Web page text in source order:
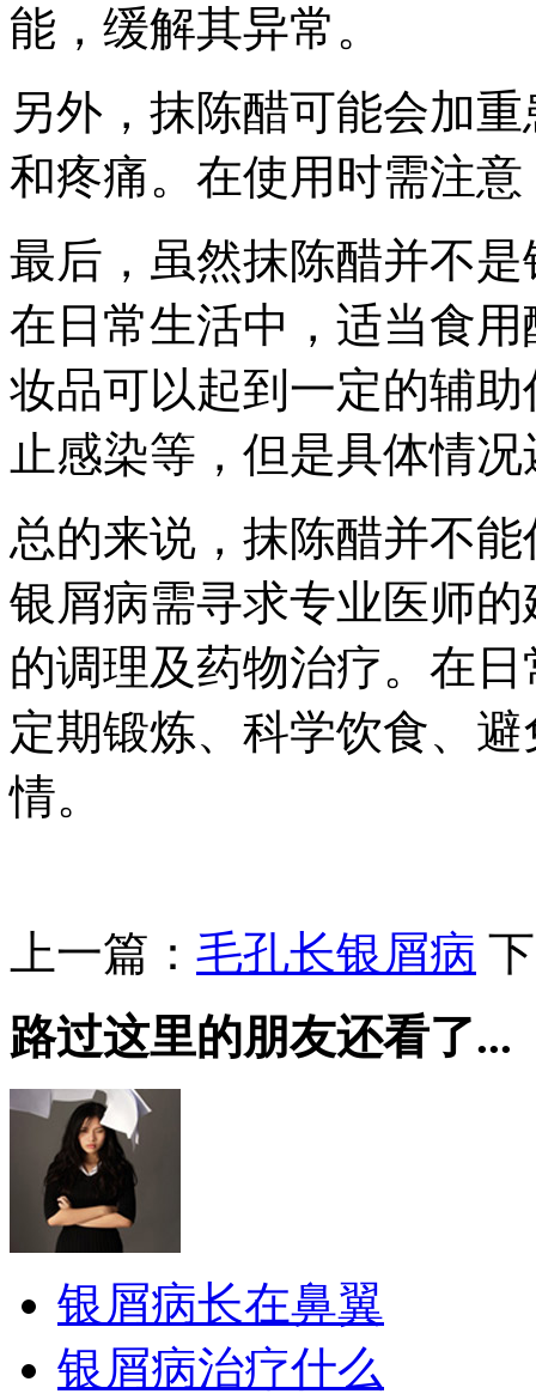
能，缓解其异常。
另外，抹陈醋可能会加
和疼痛。在使用时需注
最后，虽然抹陈醋并不
在日常生活中，适当食
妆品可以起到一定的辅
止感染等，但是具体情
总的来说，抹陈醋并不
银屑病需寻求专业医师
的调理及药物治疗。在
定期锻炼、科学饮食、
情。
上一篇： 毛孔长银屑病
路过这里的朋友还看了...
银屑病长在鼻翼
银屑病治疗什么